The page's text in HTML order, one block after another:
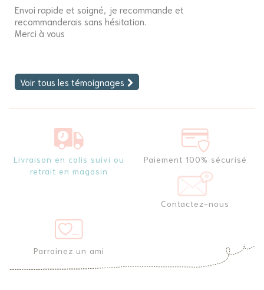
Envoi rapide et soigné, je recommande et
recommanderais sans hésitation.
Merci à vous
Voir tous les témoignages
Livraison en colis suivi ou
retrait en magasin
Paiement 100% sécurisé
Contactez-nous
Parrainez un ami